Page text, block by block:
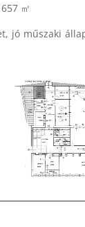
㎡
jó műszaki